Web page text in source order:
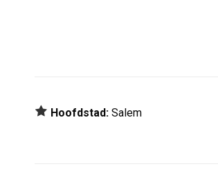
Hoofdstad: Salem